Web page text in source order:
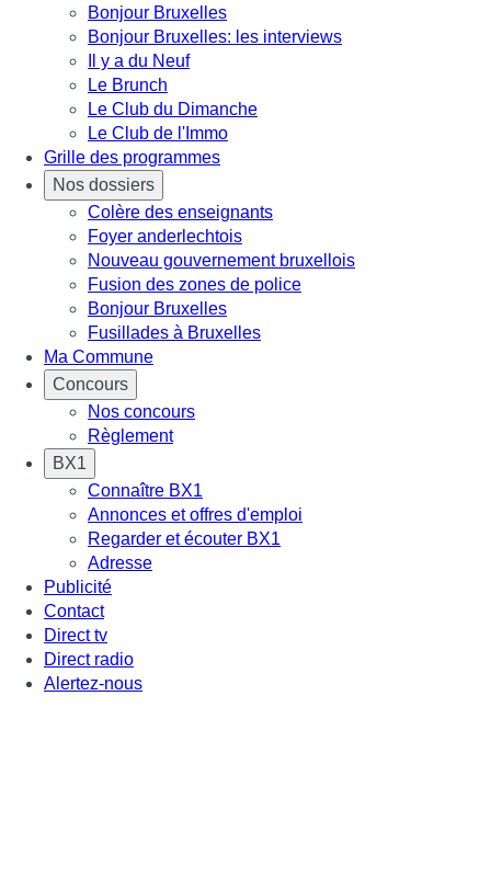
Bonjour Bruxelles
Bonjour Bruxelles: les interviews
Il y a du Neuf
Le Brunch
Le Club du Dimanche
Le Club de l'Immo
Grille des programmes
Nos dossiers
Colère des enseignants
Foyer anderlechtois
Nouveau gouvernement bruxellois
Fusion des zones de police
Bonjour Bruxelles
Fusillades à Bruxelles
Ma Commune
Concours
Nos concours
Règlement
BX1
Connaître BX1
Annonces et offres d'emploi
Regarder et écouter BX1
Adresse
Publicité
Contact
Direct tv
Direct radio
Alertez-nous